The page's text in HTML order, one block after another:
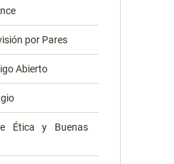
por Pares
Abierto
Ética y Buenas